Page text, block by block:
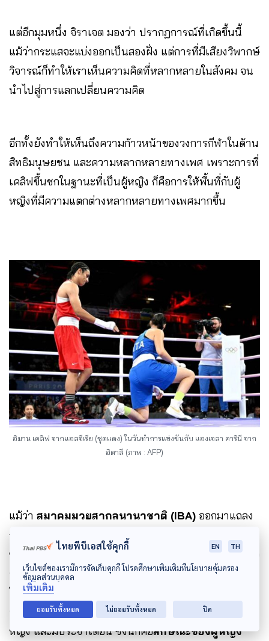
แต่อีกมุมหนึ่ง จิราเจต มองว่า ปรากฏการณ์ที่เกิดขึ้นนี้
แม้ว่ากระแสจะแบ่งออกเป็นสองฝั่ง แต่การที่มีเสียงวิพากษ์
วิจารณ์ก็ทำให้เราเห็นความคิดที่หลากหลายในสังคม จน
นำไปสู่การแลกเปลี่ยนความคิด
อีกทั้งยังทำให้เห็นถึงความก้าวหน้าของวงการกีฬาในด้าน
สิทธิมนุษยชน และความหลากหลายทางเพศ เพราะการที่
เคลิฟขึ้นชกในฐานะที่เป็นผู้หญิง ก็คือการให้พื้นที่กับผู้
หญิงที่มีความแตกต่างหลากหลายทางเพศมากขึ้น
อิมาน เคลิฟ จากแอลจีเรีย (ชุดแดง) ในวันทำการแข่งขันกับ แองเจลา คารินี จาก
อิตาลี (ภาพ : AFP)
แม้ว่า สมาคมมวยสากลนานาชาติ (IBA) ออกมาแถลง
ถึงผลการทดสอบ DNA ของเคลิฟว่าเธอมีโครโมโซม XY
ซึ่งเป็นโครโมโซมที่ระบุไว้ว่าเป็นของเพศชาย แต่สำหรับ จิ
ราเจต มองว่า ในกรณีของเคลิฟ ยีนที่พัฒนาต่อจาก
โครโมโซมของเธอไม่ตอบสนองต่อฮอร์โมนเพศชายแล้ว
อีกทั้งเธอยังมีอวัยวะเพศที่เป็นลักษณะเดียวกับอวัยวะเพศ
หญิง และมีประจำเดือน ซึ่งนี่ก็คือลักษณะของผู้หญิง
ไทยพีบีเอสใช้คุกกี้ EN TH
เว็บไซต์ของเรามีการจัดเก็บคุกกี้ โปรดศึกษาเพิ่มเติมที่นโยบายคุ้มครอง
ข้อมูลส่วนบุคคล
เพิ่มเติม
ยอมรับทั้งหมด ไม่ยอมรับทั้งหมด ปิด